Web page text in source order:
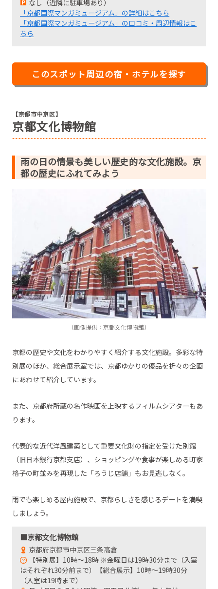
なし（近隣に駐車場あり）
「京都国際マンガミュージアム」の詳細はこちら
「京都国際マンガミュージアム」の口コミ・周辺情報はこ
ちら
このスポット周辺の宿・ホテルを探す
【京都市中京区】
京都文化博物館
雨の日の情景も美しい歴史的な文化施設。京
都の歴史にふれてみよう
（画像提供：京都文化博物館）
京都の歴史や文化をわかりやすく紹介する文化施設。多彩な特
別展のほか、総合展示室では、京都ゆかりの優品を折々の企画
にあわせて紹介しています。
また、京都府所蔵の名作映画を上映するフィルムシアターもあ
ります。
代表的な近代洋風建築として重要文化財の指定を受けた別館
（旧日本銀行京都支店）、ショッピングや食事が楽しめる町家
格子の町並みを再現した「ろうじ店舗」もお見逃しなく。
雨でも楽しめる屋内施設で、京都らしさを感じるデートを満喫
しましょう。
■京都文化博物館
京都府京都市中京区三条高倉
【特別展】10時～18時 ※金曜日は19時30分まで（入室
はそれぞれ30分前まで）【総合展示】10時～19時30分
（入室は19時まで）